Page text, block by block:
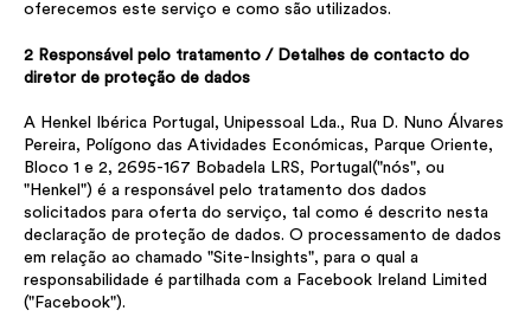
oferecemos este serviço e como são utilizados.
2 Responsável pelo tratamento / Detalhes de contacto do
diretor de proteção de dados
A Henkel Ibérica Portugal, Unipessoal Lda., Rua D. Nuno Álvares
Pereira, Polígono das Atividades Económicas, Parque Oriente,
Bloco 1 e 2, 2695-167 Bobadela LRS, Portugal("nós", ou
"Henkel") é a responsável pelo tratamento dos dados
solicitados para oferta do serviço, tal como é descrito nesta
declaração de proteção de dados. O processamento de dados
em relação ao chamado "Site-Insights", para o qual a
responsabilidade é partilhada com a Facebook Ireland Limited
("Facebook").